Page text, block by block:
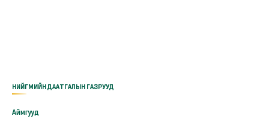
НИЙГМИЙН ДААТГАЛЫН ГАЗРУУД
Аймгууд